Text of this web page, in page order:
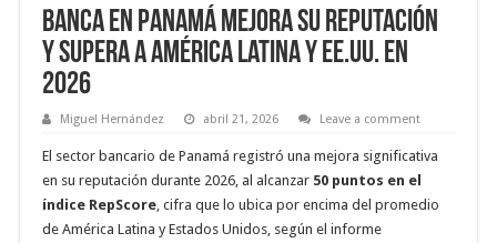
Banca en Panamá mejora su reputación
y supera a América Latina y EE.UU. en
2026
Miguel Hernández abril 21, 2026 Leave a comment
El sector bancario de Panamá registró una mejora significativa
en su reputación durante 2026, al alcanzar 50 puntos en el
índice RepScore , cifra que lo ubica por encima del promedio
de América Latina y Estados Unidos, según el informe